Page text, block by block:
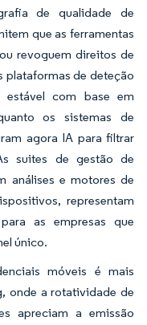
de qualidade de
que as ferramentas
revoguem direitos de
plataformas de deteção
com base em
os sistemas de
agora IA para filtrar
suites de gestão de
análises e motores de
representam
as empresas que
único.
móveis é mais
onde a rotatividade de
apreciam a emissão